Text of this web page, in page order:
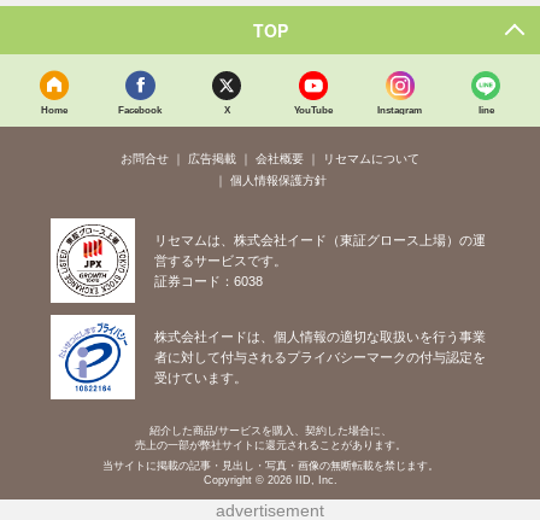
TOP
Home Facebook X YouTube Instagram line
お問合せ 広告掲載 会社概要
リセマムについて
個人情報保護方針
リセマムは、株式会社イード（東証グロース上場）の運
営するサービスです。
証券コード：6038
株式会社イードは、個人情報の適切な取扱いを行う事業
者に対して付与されるプライバシーマークの付与認定を
受けています。
紹介した商品/サービスを購入、契約した場合に、
売上の一部が弊社サイトに還元されることがあります。
当サイトに掲載の記事・見出し・写真・画像の無断転載を禁じます。
Copyright © 2026 IID, Inc.
advertisement